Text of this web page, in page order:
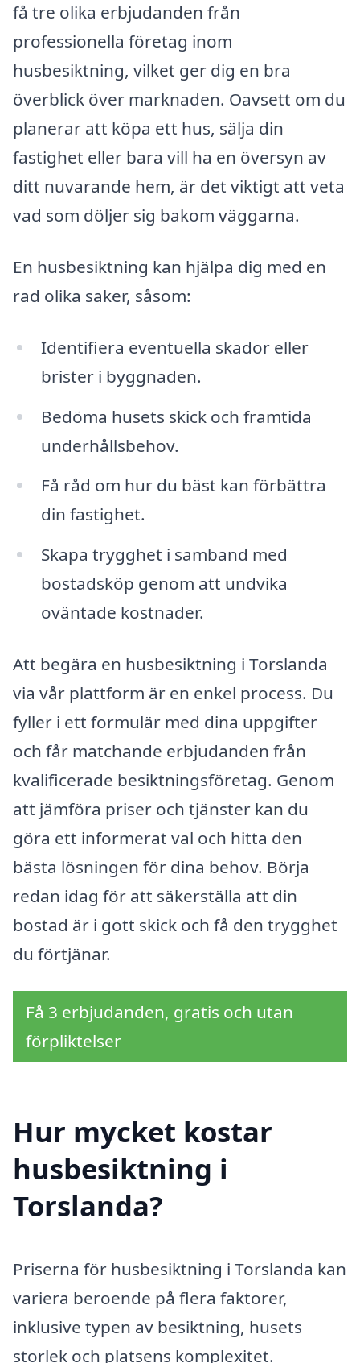
få tre olika erbjudanden från
professionella företag inom
husbesiktning, vilket ger dig en bra
överblick över marknaden. Oavsett om du
planerar att köpa ett hus, sälja din
fastighet eller bara vill ha en översyn av
ditt nuvarande hem, är det viktigt att veta
vad som döljer sig bakom väggarna.
En husbesiktning kan hjälpa dig med en
rad olika saker, såsom:
Identifiera eventuella skador eller
brister i byggnaden.
Bedöma husets skick och framtida
underhållsbehov.
Få råd om hur du bäst kan förbättra
din fastighet.
Skapa trygghet i samband med
bostadsköp genom att undvika
oväntade kostnader.
Att begära en husbesiktning i Torslanda
via vår plattform är en enkel process. Du
fyller i ett formulär med dina uppgifter
och får matchande erbjudanden från
kvalificerade besiktningsföretag. Genom
att jämföra priser och tjänster kan du
göra ett informerat val och hitta den
bästa lösningen för dina behov. Börja
redan idag för att säkerställa att din
bostad är i gott skick och få den trygghet
du förtjänar.
Få 3 erbjudanden, gratis och utan
förpliktelser
Hur mycket kostar
husbesiktning i
Torslanda?
Priserna för husbesiktning i Torslanda kan
variera beroende på flera faktorer,
inklusive typen av besiktning, husets
storlek och platsens komplexitet.